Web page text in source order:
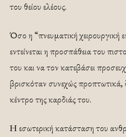
του θείου ελέους.
Όσο η “πνευματική
εντείνεται η προσπάθεια του
του και να τον κατεβάσει
βρισκόταν συνεχώς
κέντρο της καρδιάς του.
Η εσωτερική κατάσταση του